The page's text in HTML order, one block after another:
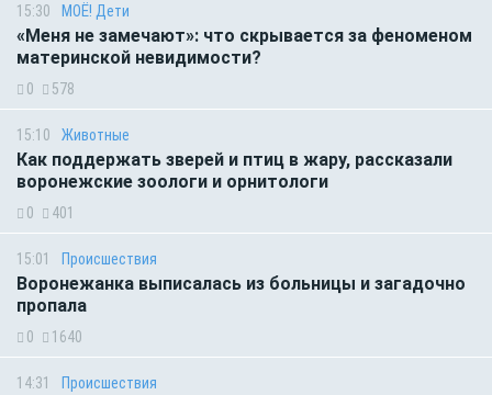
15:30 МОЁ! Дети
«Меня не замечают»: что скрывается за феноменом
материнской невидимости?
0 578
15:10 Животные
Как поддержать зверей и птиц в жару, рассказали
воронежские зоологи и орнитологи
0 401
15:01 Происшествия
Воронежанка выписалась из больницы и загадочно
пропала
0 1640
14:31 Происшествия